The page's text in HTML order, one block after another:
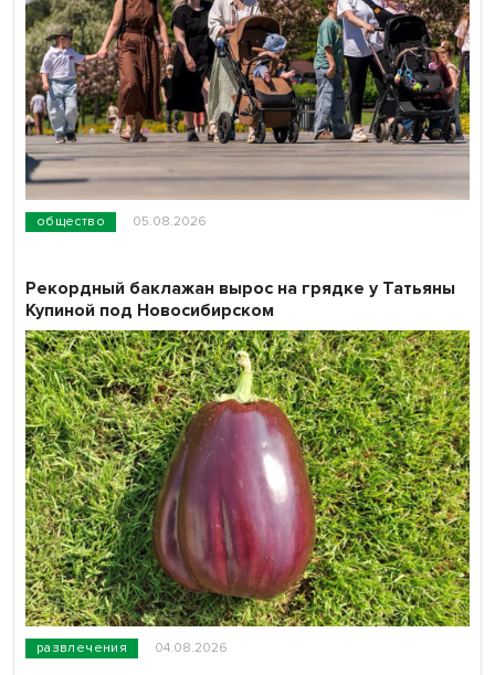
общество 05.08.2026
развлечения 04.08.2026
Рекордный баклажан вырос на грядке у Татьяны
Купиной под Новосибирском